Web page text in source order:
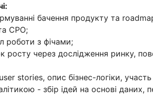
бачення продукту та
CPO;
роботи з фічами;
через дослідження ринку,
stories, опис бізнес-логіки,
- збір ідей на основі даних,